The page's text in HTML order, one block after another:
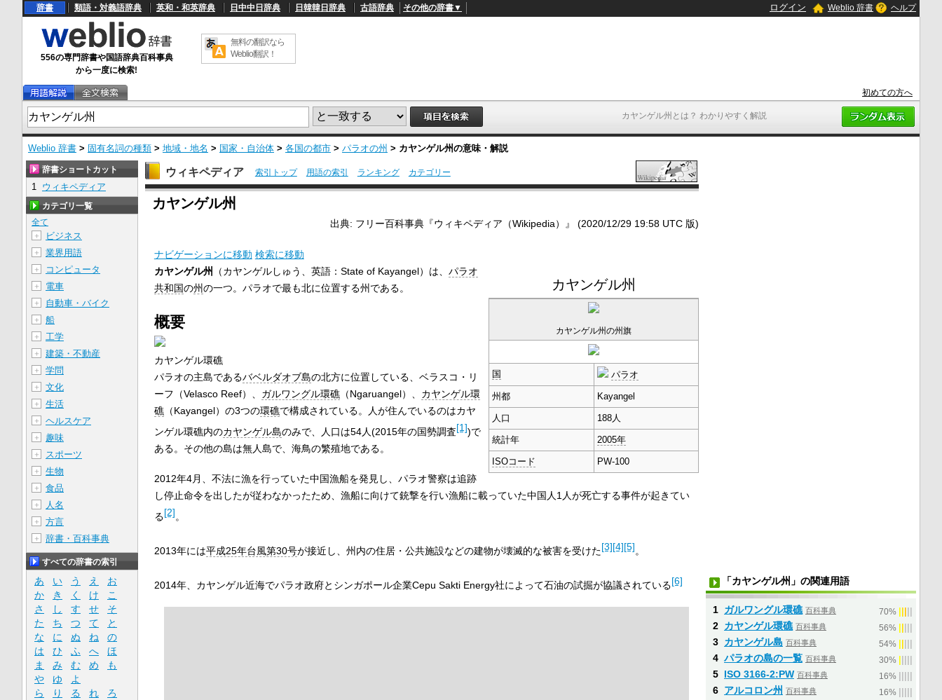
カヤンゲル州とは？ わかりやすく解説
辞書 類語・対義語辞典 英和・和英辞典 日中中日辞典 日韓韓日辞典 古語辞典 その他の辞書▼ ログイン Weblio 辞書 ヘルプ
556の専門辞書や国語辞典百科事典
から一度に検索!
無料の翻訳なら
Weblio翻訳！
初めての方へ
Weblio 辞書 > 固有名詞の種類 > 地域・地名 > 国家・自治体 > 各国の都市 > パラオの州 > カヤンゲル州の意味・解説
U
/
L
d
e
1
.
2
1
ウィキペディア 索引トップ 用語の索引 ランキング カテゴリー
カヤンゲル州
出典: フリー百科事典『ウィキペディア（Wikipedia）』 (2020/12/29 19:58 UTC 版)
ナビゲーションに移動 検索に移動
カヤンゲル州
カヤンゲル州の州旗
国 パラオ
州都 Kayangel
人口 188人
統計年 2005年
ISOコード PW-100
カヤンゲル州 （カヤンゲルしゅう、英語： State of Kayangel）は、 パラオ
共和国の州の一つ。パラオで最も北に位置する州である。
概要
カヤンゲル環礁
パラオの主島であるバベルダオブ島の北方に位置している、ベラスコ・リ
ーフ（Velasco Reef）、 ガルワングル環礁（Ngaruangel）、 カヤンゲル環
礁（Kayangel）の3つの環礁で構成されている。人が住んでいるのはカヤ
ンゲル環礁内のカヤンゲル島のみで、人口は54人(2015年の国勢調査[1])で
ある。その他の島は無人島で、海鳥の繁殖地である。
2012年4月、不法に漁を行っていた中国漁船を発見し、パラオ警察は追跡
し停止命令を出したが従わなかったため、漁船に向けて銃撃を行い漁船に載っていた中国人1人が死亡する事件が起きてい
る[2]。
2013年には平成25年台風第30号が接近し、州内の住居・公共施設などの建物が壊滅的な被害を受けた[3][4][5]。
2014年、カヤンゲル近海でパラオ政府とシンガポール企業Cepu Sakti Energy社によって石油の試掘が協議されている[6]
辞書ショートカット
1 ウィキペディア
カテゴリ一覧
全て
＋
ビジネス
＋ 業界用語
＋ コンピュータ
＋ 電車
＋ 自動車・バイク
＋ 船
＋ 工学
＋ 建築・不動産
＋ 学問
＋ 文化
＋ 生活
＋ ヘルスケア
＋ 趣味
＋ スポーツ
＋ 生物
＋ 食品
＋ 人名
＋ 方言
＋ 辞書・百科事典
すべての辞書の索引
あ い う え
お
か
き く け
こ
さ
し す せ
そ
た
ち つ て
と
な
に ぬ ね
の
は
ひ ふ へ
ほ
ま
み む め
も
や
ゆ
よ
ら
り る れ
ろ
「カヤンゲル州」の関連用語
1 ガルワングル環礁 百科事典 70%
2 カヤンゲル環礁 百科事典 56%
3 カヤンゲル島 百科事典 54%
4 パラオの島の一覧 百科事典 30%
5 ISO 3166-2:PW 百科事典 16%
6 アルコロン州 百科事典 16%